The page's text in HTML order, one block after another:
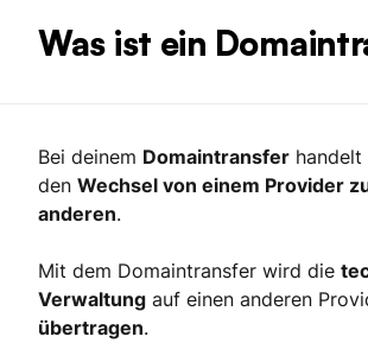
Was ist ein
Bei deinem Domaintransfer handelt
den Wechsel von einem Provider
anderen.
Mit dem Domaintransfer wird die
Verwaltung auf einen anderen
übertragen.